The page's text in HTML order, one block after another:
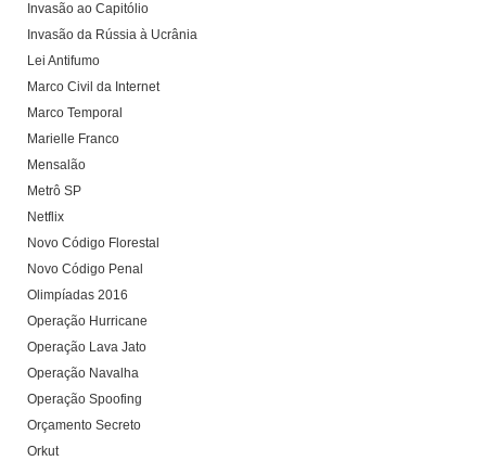
Invasão ao Capitólio
Invasão da Rússia à Ucrânia
Lei Antifumo
Marco Civil da Internet
Marco Temporal
Marielle Franco
Mensalão
Metrô SP
Netflix
Novo Código Florestal
Novo Código Penal
Olimpíadas 2016
Operação Hurricane
Operação Lava Jato
Operação Navalha
Operação Spoofing
Orçamento Secreto
Orkut